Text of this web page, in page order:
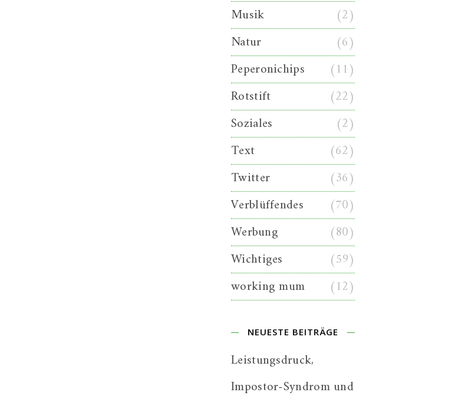
Musik
(2)
Natur
(6)
Peperonichips
(11)
Rotstift
(22)
Soziales
(2)
Text
(62)
Twitter
(36)
Verblüffendes
(70)
Werbung
(80)
Wichtiges
(59)
working mum
(12)
NEUESTE BEITRÄGE
Leistungsdruck,
Impostor-Syndrom und